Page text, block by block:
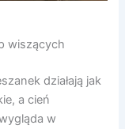
wiszących
działają jak
a cień
w